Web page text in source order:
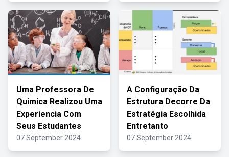
Uma Professora De
Quimica Realizou Uma
Experiencia Com
Seus Estudantes
07 September 2024
A Configuração Da
Estrutura Decorre Da
Estratégia Escolhida
Entretanto
07 September 2024